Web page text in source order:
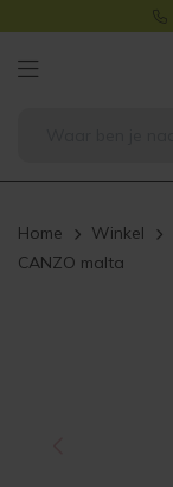
Home Winkel
CANZO malta